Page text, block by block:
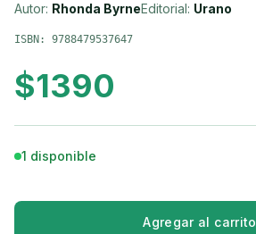
Autor: Rhonda ByrneEditorial: Urano
ISBN: 9788479537647
$1390
1 disponible
Agregar al carrito